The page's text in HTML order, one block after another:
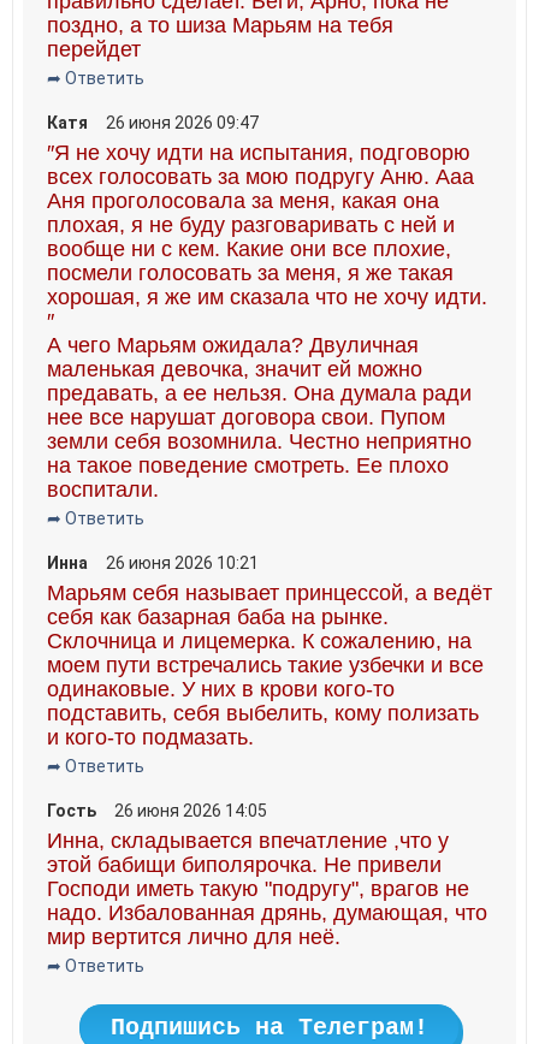
поздно, а то шиза Марьям на тебя
перейдет
➦ Ответить
Катя 26 июня 2026 09:47
″Я не хочу идти на испытания, подговорю
всех голосовать за мою подругу Аню. Ааа
Аня проголосовала за меня, какая она
плохая, я не буду разговаривать с ней и
вообще ни с кем. Какие они все плохие,
посмели голосовать за меня, я же такая
хорошая, я же им сказала что не хочу идти.
″
А чего Марьям ожидала? Двуличная
маленькая девочка, значит ей можно
предавать, а ее нельзя. Она думала ради
нее все нарушат договора свои. Пупом
земли себя возомнила. Честно неприятно
на такое поведение смотреть. Ее плохо
воспитали.
➦ Ответить
Инна 26 июня 2026 10:21
Марьям себя называет принцессой, а ведёт
себя как базарная баба на рынке.
Склочница и лицемерка. К сожалению, на
моем пути встречались такие узбечки и все
одинаковые. У них в крови кого-то
подставить, себя выбелить, кому полизать
и кого-то подмазать.
➦ Ответить
Гость 26 июня 2026 14:05
Инна, складывается впечатление ,что у
этой бабищи биполярочка. Не привели
Господи иметь такую "подругу", врагов не
надо. Избалованная дрянь, думающая, что
мир вертится лично для неё.
➦ Ответить
Подпишись на Телеграм!